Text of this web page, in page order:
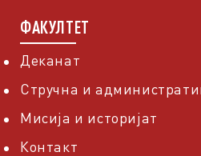
ФАКУЛТЕТ
Деканат
Стручна и
Мисија и историјат
Контакт